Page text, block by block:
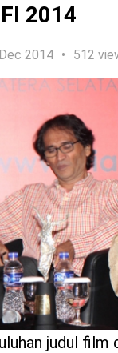
2014
2014 512
judul film